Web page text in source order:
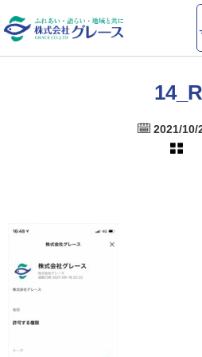
ホーム 最新情報
14_R
2021/10/